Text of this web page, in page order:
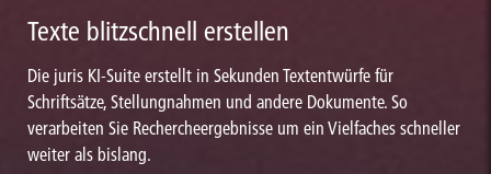
Texte blitzschnell erstellen
Die juris KI-Suite erstellt in Sekunden Textentwürfe für
Schriftsätze, Stellungnahmen und andere Dokumente. So
verarbeiten Sie Rechercheergebnisse um ein Vielfaches schneller
weiter als bislang.